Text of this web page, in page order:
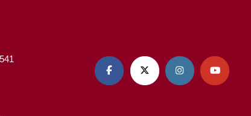
   